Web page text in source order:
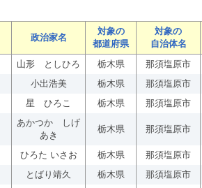
政治家名
対象の
都道府県
対象の
自治体名
山形 としひろ 栃木県 那須塩原市
小出浩美 栃木県 那須塩原市
星 ひろこ 栃木県 那須塩原市
あかつか しげ
あき
栃木県 那須塩原市
ひろた いさお 栃木県 那須塩原市
とばり靖久 栃木県 那須塩原市